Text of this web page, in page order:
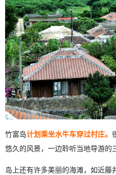
竹富岛计划乘坐水牛车穿过村庄。
悠久的风景，一边聆听当地导游的
岛上还有许多美丽的海滩，如近